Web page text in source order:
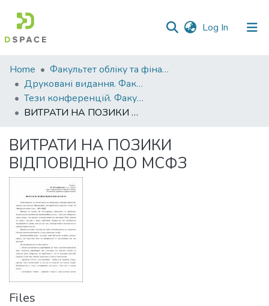
Log In (current)
Communities
&
Collections
Statistics
Home
Факультет обліку та фінансів
Друковані видання. Факультет обліку та фінансів
Тези конференцій. Факультет обліку та фінансів
ВИТРАТИ НА ПОЗИКИ ВІДПОВІДНО ДО МСФЗ
ВИТРАТИ НА ПОЗИКИ
ВІДПОВІДНО ДО МСФЗ
Files